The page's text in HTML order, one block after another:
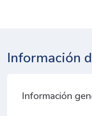
Información
Información